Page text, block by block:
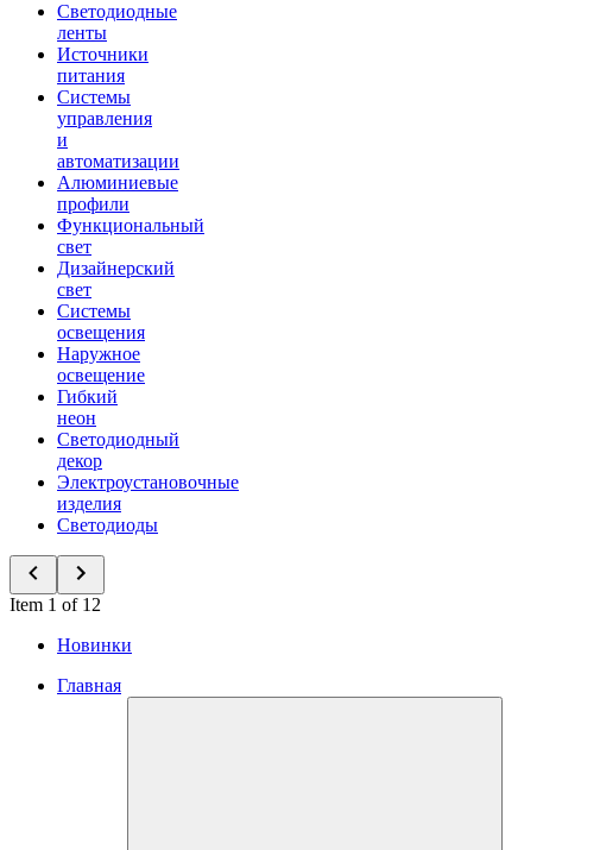
Светодиодные
ленты
Источники
питания
Системы
управления
и
автоматизации
Алюминиевые
профили
Функциональный
свет
Дизайнерский
свет
Системы
освещения
Наружное
освещение
Гибкий
неон
Светодиодный
декор
Электроустановочные
изделия
Светодиоды
Item 1 of 12
Новинки
Главная